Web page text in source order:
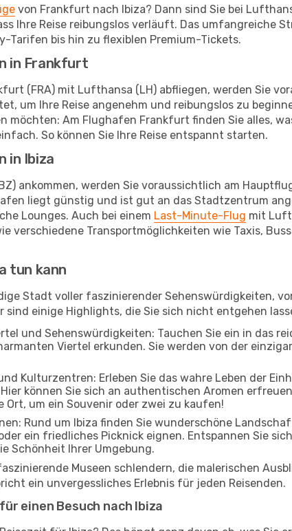
von Frankfurt nach Ibiza? Dann sind Sie bei
Ihre Reise reibungslos verläuft. Das umfangreiche
Tarifen bis hin zu flexiblen Premium-Tickets.
in Frankfurt
(FRA) mit Lufthansa (LH) abfliegen, werden Sie
um Ihre Reise angenehm und reibungslos zu
möchten: Am Flughafen Frankfurt finden Sie alles,
So können Sie Ihre Reise entspannt starten.
in Ibiza
ankommen, werden Sie voraussichtlich am
liegt günstig und ist gut an das Stadtzentrum
Lounges. Auch bei einem Last-Minute-Flug mit
verschiedene Transportmöglichkeiten wie Taxis,
tun kann
Stadt voller faszinierender Sehenswürdigkeiten,
sind einige Highlights, die Sie sich nicht entgehen
und Sehenswürdigkeiten: Tauchen Sie ein in das
Viertel erkunden. Sie werden von der
Kulturzentren: Erleben Sie das wahre Leben der
können Sie sich an authentischen Aromen
Ort, um ein Souvenir oder zwei zu kaufen!
Rund um Ibiza finden Sie wunderschöne
ein friedliches Picknick eignen. Entspannen Sie
Schönheit Ihrer Umgebung.
Museen schlendern, die malerischen
ein unvergessliches Erlebnis für jeden Reisenden.
einen Besuch nach Ibiza